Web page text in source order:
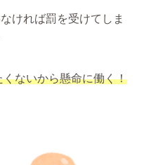
ければ罰を受けてしま
ないから懸命に働く！